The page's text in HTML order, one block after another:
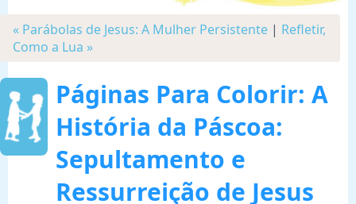
« Parábolas de Jesus: A Mulher Persistente | Refletir,
Como a Lua »
Páginas Para Colorir: A
História da Páscoa:
Sepultamento e
Ressurreição de Jesus